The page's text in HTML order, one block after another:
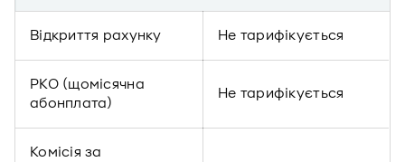
Відкриття рахунку Не тарифікується
РКО (щомісячна
абонплата)
Не тарифікується
Комісія за